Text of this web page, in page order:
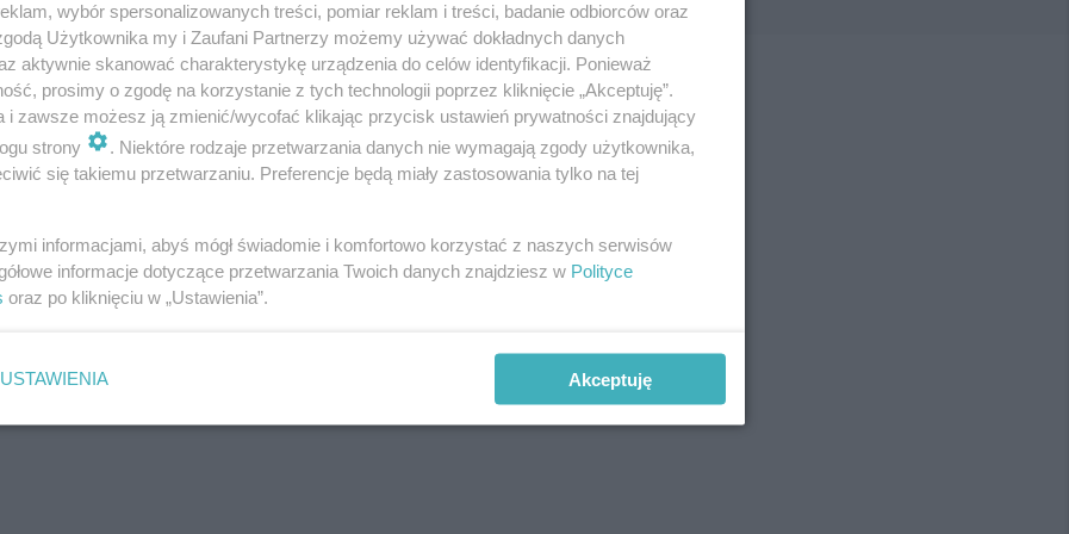
wybór spersonalizowanych treści, pomiar reklam i treści, badanie odbiorców oraz
Użytkownika my i Zaufani Partnerzy możemy używać dokładnych danych
aktywnie skanować charakterystykę urządzenia do celów identyfikacji. Ponieważ
prosimy o zgodę na korzystanie z tych technologii poprzez kliknięcie „Akceptuję”.
i zawsze możesz ją zmienić/wycofać klikając przycisk ustawień prywatności znajdujący
strony
. Niektóre rodzaje przetwarzania danych nie wymagają zgody użytkownika,
się takiemu przetwarzaniu. Preferencje będą miały zastosowania tylko na tej
informacjami, abyś mógł świadomie i komfortowo korzystać z naszych serwisów
informacje dotyczące przetwarzania Twoich danych znajdziesz w Polityce
oraz po kliknięciu w „Ustawienia”.
USTAWIENIA Akceptuję